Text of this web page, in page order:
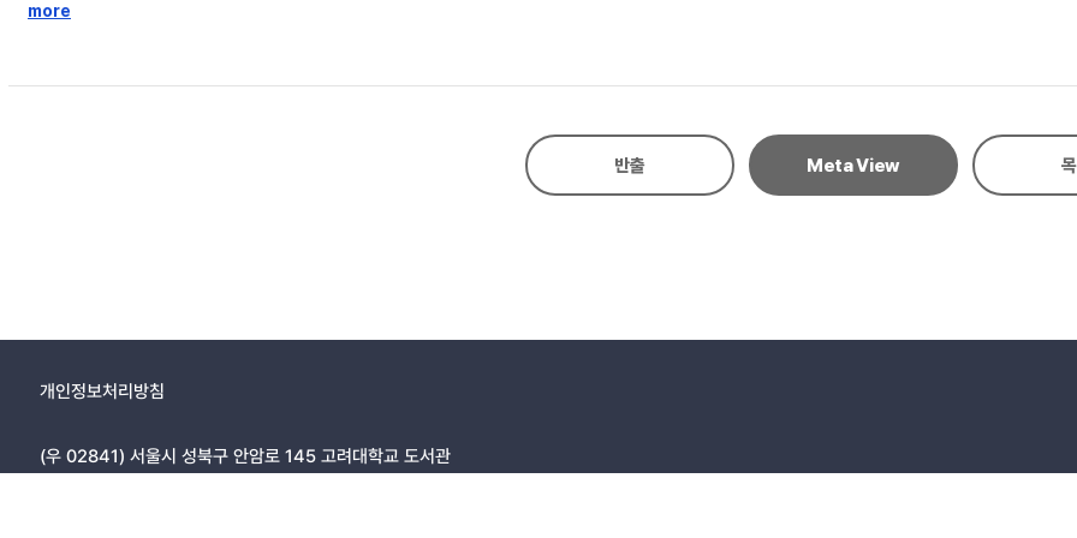
촌 여성의 이미지와 모든 사건을 ‘돈’으로 해결하려는 그녀의 이해 타산적인 모습을 좀 더 부각했다. 또한, 이설련의 동반자이자 가족과도 같은 소는
와 새로운 가능성을 보여주었다. 나는 반금련이 아니다 는 원작에 충실한 각색영화임이라 하더라도 감독의 세계관이 반영된
more
반출 Meta View
개인정보처리방침
(우 02841) 서울시 성북구 안암로 145 고려대학교 도서관